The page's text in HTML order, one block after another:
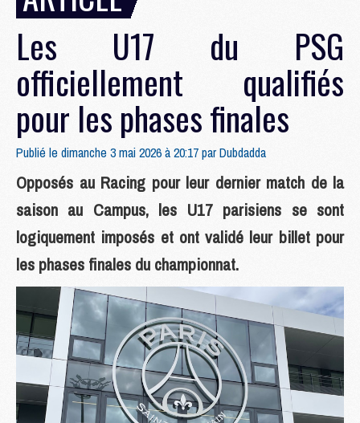
Les U17 du PSG
officiellement qualifiés
pour les phases finales
Publié le dimanche 3 mai 2026 à 20:17 parDubdadda
Opposés au Racing pour leur dernier match de la
saison au Campus, les U17 parisiens se sont
logiquement imposés et ont validé leur billet pour
les phases finales du championnat.